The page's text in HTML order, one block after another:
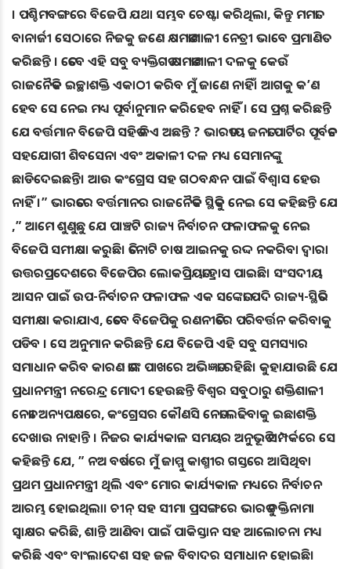
। ପଶ୍ଚିମବଙ୍ଗରେ ବିଜେପି ଯଥା ସମ୍ଭବ ଚେଷ୍ଟା କରିଥିଲା, କିନ୍ତୁ ମମତା
ବାନାର୍ଜୀ ସେଠାରେ ନିଜକୁ ଜଣେ କ୍ଷମତାଶାଳୀ ନେତ୍ରୀ ଭାବେ ପ୍ରମାଣିତ
କରିଛନ୍ତି । ତେବେ ଏହି ସବୁ ବ୍ୟକ୍ତିଗତ କ୍ଷମତାଶାଳୀ ଦଳକୁ କେଉଁ
ରାଜନୈତିକ ଇଚ୍ଛାଶକ୍ତି ଏକାଠୀ କରିବ ମୁଁ ଜାଣେ ନାହିଁ। ଆଗକୁ କ’ଣ
ହେବ ସେ ନେଇ ମଧ୍ୟ ପୂର୍ବାନୁମାନ କରିହେବ ନାହିଁ । ସେ ପ୍ରଶ୍ନ କରିଛନ୍ତି
ଯେ ବର୍ତ୍ତମାନ ବିଜେପି ସହିତ କିଏ ଅଛନ୍ତି ? ଭାରତୀୟ ଜନତା ପାର୍ଟିର ପୂର୍ବତନ
ସହଯୋଗୀ ଶିବସେନା ଏବଂ ଅକାଳୀ ଦଳ ମଧ୍ୟ ସେମାନଙ୍କୁ
ଛାଡିଦେଇଛନ୍ତି। ଆଉ କଂଗ୍ରେସ ସହ ଗଠବନ୍ଧନ ପାଇଁ ବିଶ୍ୱାସ ହେଉ
ନାହିଁ ।” ଭାରତରେ ବର୍ତ୍ତମାନର ରାଜନୈତିକ ସ୍ଥିତିକୁ ନେଇ ସେ କହିଛନ୍ତି ଯେ
,” ଆମେ ଶୁଣୁଛୁ ଯେ ପାଞ୍ଚଟି ରାଜ୍ୟ ନିର୍ବାଚନ ଫଳାଫଳକୁ ନେଇ
ବିଜେପି ସମୀକ୍ଷା କରୁଛି। ତିନୋଟି ଚାଷ ଆଇନକୁ ରଦ୍ଦ ନକରିବା ଦ୍ବାରା
ଉତ୍ତରପ୍ରଦେଶରେ ବିଜେପିର ଲୋକପ୍ରିୟତା ହ୍ରାସ ପାଇଛି। ସଂସଦୀୟ
ଆସନ ପାଇଁ ଉପ-ନିର୍ବାଚନ ଫଳାଫଳ ଏକ ସଙ୍କେତ। ଯଦି ରାଜ୍ୟ-ସ୍ଥିତିର
ସମୀକ୍ଷା କରାଯାଏ, ତେବେ ବିଜେପିକୁ ରଣନୀତିରେ ପରିବର୍ତ୍ତନ କରିବାକୁ
ପଡିବ । ସେ ଅନୁମାନ କରିଛନ୍ତି ଯେ ବିଜେପି ଏହି ସବୁ ସମସ୍ୟାର
ସମାଧାନ କରିବ କାରଣ ତାଙ୍କ ପାଖରେ ଅଭିଜ୍ଞତା ରହିଛି। କୁହାଯାଉଛି ଯେ
ପ୍ରଧାନମନ୍ତ୍ରୀ ନରେନ୍ଦ୍ର ମୋଦୀ ହେଉଛନ୍ତି ବିଶ୍ୱର ସବୁଠାରୁ ଶକ୍ତିଶାଳୀ
ନେତା। ଅନ୍ୟପକ୍ଷରେ, କଂଗ୍ରେସର କୌଣସି ନେତା ଲଢିବାକୁ ଇଛାଶକ୍ତି
ଦେଖାଉ ନାହାନ୍ତି । ନିଜର କାର୍ଯ୍ୟକାଳ ସମୟର ଅନୁଭୂତି ସମ୍ପର୍କରେ ସେ
କହିଛନ୍ତି ଯେ, ” ନଅ ବର୍ଷରେ ମୁଁ ଜାମ୍ମୁ କାଶ୍ମୀର ଗସ୍ତରେ ଆସିଥିବା
ପ୍ରଥମ ପ୍ରଧାନମନ୍ତ୍ରୀ ଥିଲି ଏବଂ ମୋର କାର୍ଯ୍ୟକାଳ ମଧ୍ୟରେ ନିର୍ବାଚନ
ଆରମ୍ଭ ହୋଇଥିଲା। ଚୀନ୍ ସହ ସୀମା ପ୍ରସଙ୍ଗରେ ଭାରତ ଚୁକ୍ତିନାମା
ସ୍ୱାକ୍ଷର କରିଛି, ଶାନ୍ତି ଆଣିବା ପାଇଁ ପାକିସ୍ତାନ ସହ ଆଲୋଚନା ମଧ୍ୟ
କରିଛି ଏବଂ ବାଂଲାଦେଶ ସହ ଜଳ ବିବାଦର ସମାଧାନ ହୋଇଛି।